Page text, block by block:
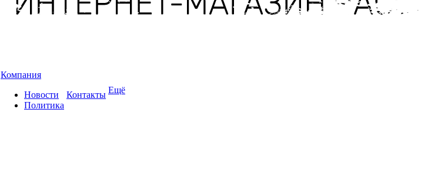
Компания
Новости
Политика
Контакты Ещё